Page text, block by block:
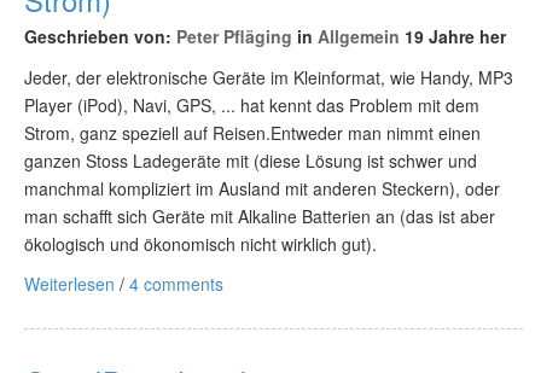
Geschrieben von: Peter Pfläging in Allgemein 19 Jahre her
Jeder, der elektronische Geräte im Kleinformat, wie Handy, MP3
Player (iPod), Navi, GPS, ... hat kennt das Problem mit dem
Strom, ganz speziell auf Reisen.Entweder man nimmt einen
ganzen Stoss Ladegeräte mit (diese Lösung ist schwer und
manchmal kompliziert im Ausland mit anderen Steckern), oder
man schafft sich Geräte mit Alkaline Batterien an (das ist aber
ökologisch und ökonomisch nicht wirklich gut).
Weiterlesen / 4 comments